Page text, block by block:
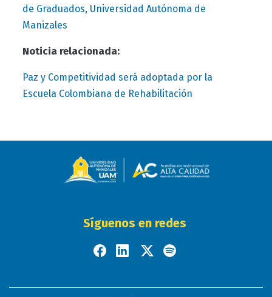
de Graduados, Universidad Autónoma de
Manizales
Noticia relacionada:
Paz y Competitividad será adoptada por la
Escuela Colombiana de Rehabilitación
Síguenos en redes